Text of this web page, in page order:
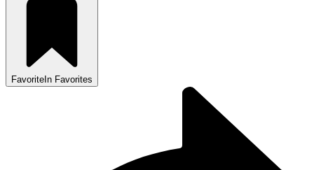
Favorite In Favorites